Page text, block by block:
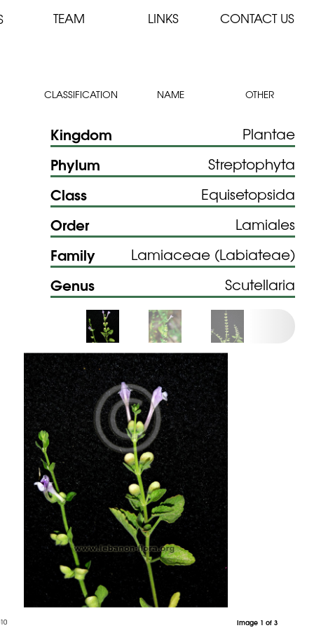
TEAM LINKS CONTACT US
CLASSIFICATION NAME OTHER
Kingdom Plantae
Phylum Streptophyta
Class Equisetopsida
Order Lamiales
Family Lamiaceae (Labiateae)
Genus Scutellaria
Image 1 of 3